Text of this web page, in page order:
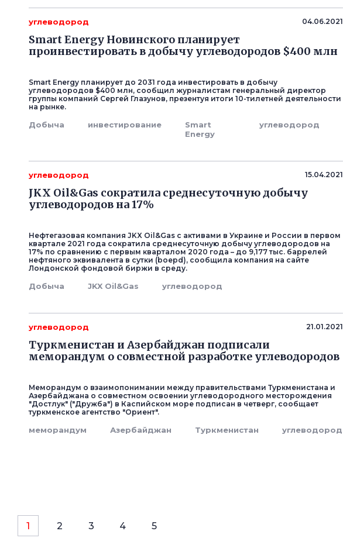
углеводород 04.06.2021
Smart Energy Новинского планирует
проинвестировать в добычу углеводородов $400 млн
Smart Energy планирует до 2031 года инвестировать в добычу
углеводородов $400 млн, сообщил журналистам генеральный директор
группы компаний Сергей Глазунов, презентуя итоги 10-тилетней деятельности
на рынке.
Добыча инвестирование
Smart
Energy
углеводород
углеводород 15.04.2021
JKX Oil&Gas сократила среднесуточную добычу
углеводородов на 17%
Нефтегазовая компания JKX Oil&Gas с активами в Украине и России в первом
квартале 2021 года сократила среднесуточную добычу углеводородов на
17% по сравнению с первым кварталом 2020 года – до 9,177 тыс. баррелей
нефтяного эквивалента в сутки (boepd), сообщила компания на сайте
Лондонской фондовой биржи в среду.
Добыча JKX Oil&Gas углеводород
углеводород 21.01.2021
Туркменистан и Азербайджан подписали
меморандум о совместной разработке углеводородов
Меморандум о взаимопонимании между правительствами Туркменистана и
Азербайджана о совместном освоении углеводородного месторождения
"Достлук" ("Дружба") в Каспийском море подписан в четверг, сообщает
туркменское агентство "Ориент".
меморандум Азербайджан Туркменистан углеводород
1 2 3 4 5